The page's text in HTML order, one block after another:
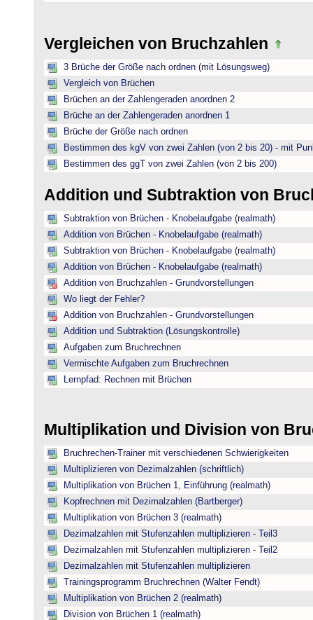
Vergleichen von Bruchzahlen
3 Brüche der Größe nach ordnen (mit Lösungsweg)
Vergleich von Brüchen
Brüchen an der Zahlengeraden anordnen 2
Brüche an der Zahlengeraden anordnen 1
Brüche der Größe nach ordnen
Bestimmen des kgV von zwei Zahlen (von 2 bis 20) - mit
Bestimmen des ggT von zwei Zahlen (von 2 bis 200)
Addition und Subtraktion von
Subtraktion von Brüchen - Knobelaufgabe (realmath)
Addition von Brüchen - Knobelaufgabe (realmath)
Subtraktion von Brüchen - Knobelaufgabe (realmath)
Addition von Brüchen - Knobelaufgabe (realmath)
Addition von Bruchzahlen - Grundvorstellungen
Wo liegt der Fehler?
Addition von Bruchzahlen - Grundvorstellungen
Addition und Subtraktion (Lösungskontrolle)
Aufgaben zum Bruchrechnen
Vermischte Aufgaben zum Bruchrechnen
Lernpfad: Rechnen mit Brüchen
Multiplikation und Division von
Bruchrechen-Trainer mit verschiedenen Schwierigkeiten
Multiplizieren von Dezimalzahlen (schriftlich)
Multiplikation von Brüchen 1, Einführung (realmath)
Kopfrechnen mit Dezimalzahlen (Bartberger)
Multiplikation von Brüchen 3 (realmath)
Dezimalzahlen mit Stufenzahlen multiplizieren - Teil3
Dezimalzahlen mit Stufenzahlen multiplizieren - Teil2
Dezimalzahlen mit Stufenzahlen multiplizieren
Trainingsprogramm Bruchrechnen (Walter Fendt)
Multiplikation von Brüchen 2 (realmath)
Division von Brüchen 1 (realmath)